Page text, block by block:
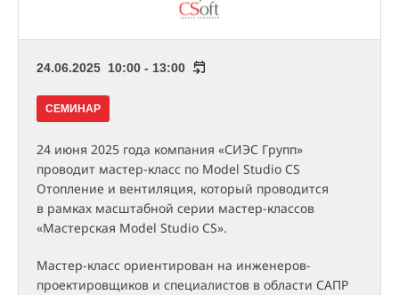
24.06.2025 10:00 - 13:00
СЕМИНАР
24 июня 2025 года компания «СИЭС Групп»
проводит мастер-класс по Model Studio CS
Отопление и вентиляция, который проводится
в рамках масштабной серии мастер-классов
«Мастерская Model Studio CS».
Мастер-класс ориентирован на инженеров-
проектировщиков и специалистов в области САПР